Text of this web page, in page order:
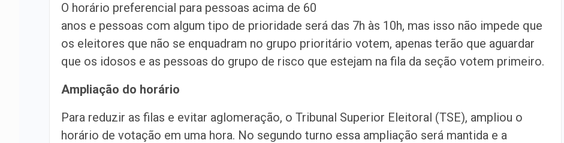
O horário preferencial para pessoas acima de 60
anos e pessoas com algum tipo de prioridade será das 7h às 10h, mas isso não impede que
os eleitores que não se enquadram no grupo prioritário votem, apenas terão que aguardar
que os idosos e as pessoas do grupo de risco que estejam na fila da seção votem primeiro.
Ampliação do horário
Para reduzir as filas e evitar aglomeração, o Tribunal Superior Eleitoral (TSE), ampliou o
horário de votação em uma hora. No segundo turno essa ampliação será mantida e a
monitorar desinformação
Homem fica preso às